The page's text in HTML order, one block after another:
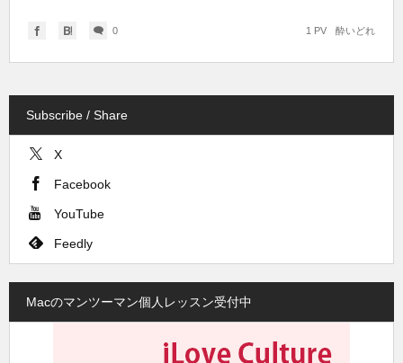
0 酔いどれ
1 PV
Subscribe / Share
X
Facebook
YouTube
Feedly
Macのマンツーマン個人レッスン受付中